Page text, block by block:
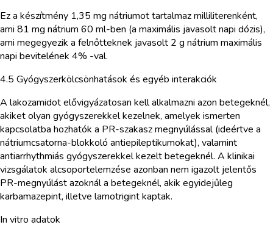
Ez a készítmény 1,35 mg nátriumot tartalmaz milliliterenként,
ami 81 mg nátrium 60 ml-ben (a maximális javasolt napi dózis),
ami megegyezik a felnőtteknek javasolt 2 g nátrium maximális
napi bevitelének 4% -val.
4.5 Gyógyszerkölcsönhatások és egyéb interakciók
A lakozamidot elővigyázatosan kell alkalmazni azon betegeknél,
akiket olyan gyógyszerekkel kezelnek, amelyek ismerten
kapcsolatba hozhatók a PR-szakasz megnyúlással (ideértve a
nátriumcsatorna-blokkoló antiepileptikumokat), valamint
antiarrhythmiás gyógyszerekkel kezelt betegeknél. A klinikai
vizsgálatok alcsoportelemzése azonban nem igazolt jelentős
PR-megnyúlást azoknál a betegeknél, akik egyidejűleg
karbamazepint, illetve lamotrigint kaptak.
In vitro adatok